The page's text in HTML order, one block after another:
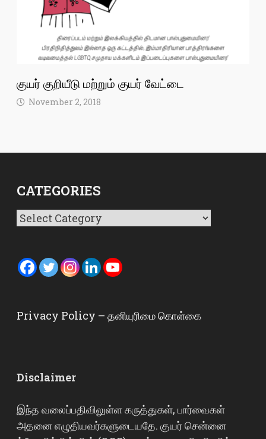
குயர் குறியீடு மற்றும் குயர் வேட்டை
November 2, 2018
CATEGORIES
Categories
Privacy Policy – தனியுரிமை கொள்கை
Disclaimer
இந்த வலைப்பதிவிலுள்ள கருத்துகள், பார்வைகள்
அதனை எழுதியவர்களுடையதே. குயர் சென்னை